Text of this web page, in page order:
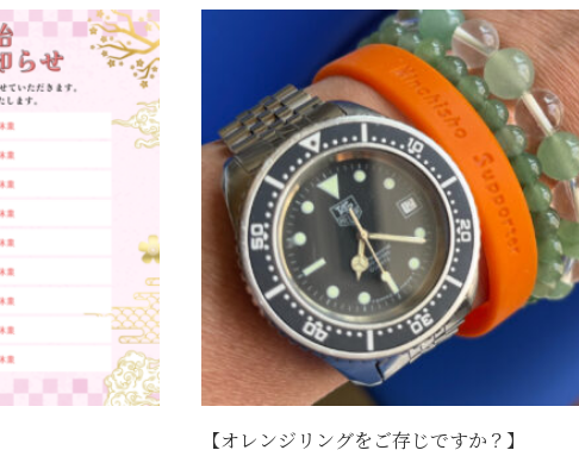
【オレンジリングをご存じですか？】